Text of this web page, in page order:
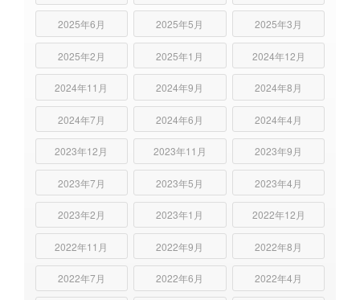
2025年6月 2025年5月 2025年3月
2025年2月 2025年1月 2024年12月
2024年11月 2024年9月 2024年8月
2024年7月 2024年6月 2024年4月
2023年12月 2023年11月 2023年9月
2023年7月 2023年5月 2023年4月
2023年2月 2023年1月 2022年12月
2022年11月 2022年9月 2022年8月
2022年7月 2022年6月 2022年4月